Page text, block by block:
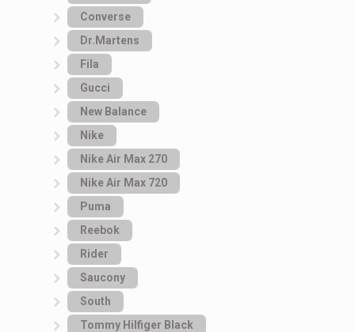
Converse
Dr.Martens
Fila
Gucci
New Balance
Nike
Nike Air Max 270
Nike Air Max 720
Puma
Reebok
Rider
Saucony
South
Tommy Hilfiger Black